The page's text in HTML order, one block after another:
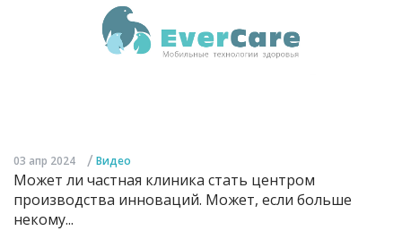
03 апр 2024 / Видео
Может ли частная клиника стать центром
производства инноваций. Может, если больше
некому...